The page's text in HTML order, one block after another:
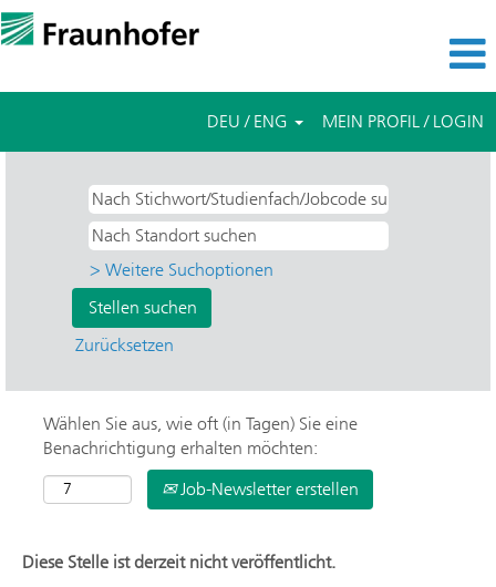
DEU / ENG MEIN PROFIL / LOGIN
> Weitere Suchoptionen
Zurücksetzen
Wählen Sie aus, wie oft (in Tagen) Sie eine
Benachrichtigung erhalten möchten:
Job-Newsletter erstellen
Diese Stelle ist derzeit nicht veröffentlicht.